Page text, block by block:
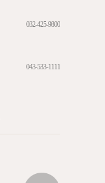
032-425-9800
043-533-1111